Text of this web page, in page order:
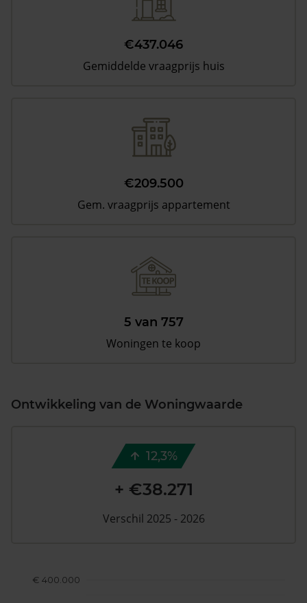
€437.046
Gemiddelde vraagprijs huis
€209.500
Gem. vraagprijs appartement
5 van 757
Woningen te koop
Ontwikkeling van de Woningwaarde
€ 400.000
12,3%
+ €38.271
Verschil 2025 - 2026